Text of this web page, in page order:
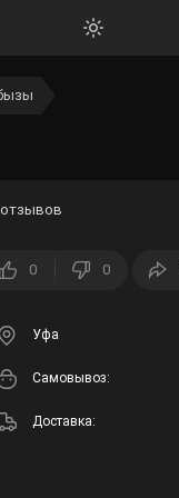
0 0
Уфа
Cамовывоз:
Доставка: